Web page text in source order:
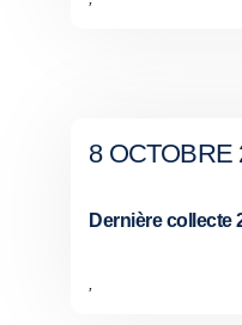
8 OCTOBRE
Dernière collecte